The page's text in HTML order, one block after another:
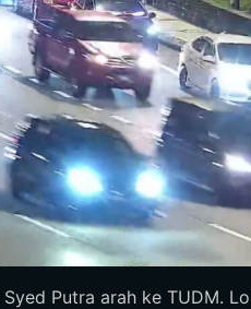
Putra arah ke TUDM.